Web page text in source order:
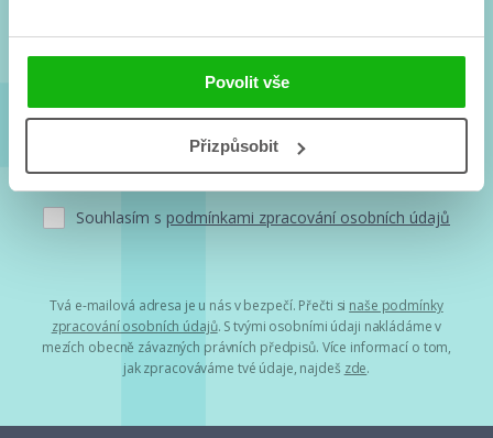
Povolit vše
Přizpůsobit
Souhlasím s podmínkami zpracování osobních údajů
Tvá e-mailová adresa je u nás v bezpečí. Přečti si naše podmínky
zpracování osobních údajů. S tvými osobními údaji nakládáme v
mezích obecně závazných právních předpisů. Více informací o tom,
jak zpracováváme tvé údaje, najdeš zde.